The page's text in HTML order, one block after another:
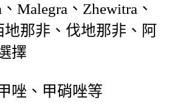
Malegra、Zhewitra、
地那非、伐地那非、阿
擇
唑、甲硝唑等